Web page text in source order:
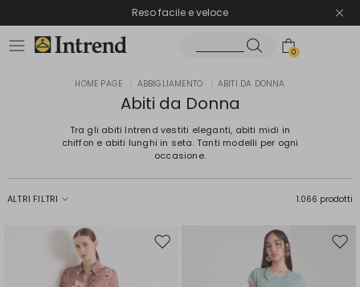
Spedizione gratuita
Reso facile e veloce
0
HOME PAGE ABBIGLIAMENTO ABITI DA DONNA
Abiti da Donna
Tra gli abiti Intrend vestiti eleganti, abiti midi in
chiffon e abiti lunghi in seta. Tanti modelli per ogni
occasione.
ALTRI FILTRI 1.066 prodotti
Sposta